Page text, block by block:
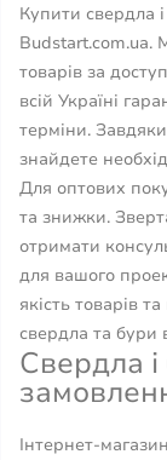
Купити свердла
Budstart.com.ua.
товарів за
всій Україні
терміни.
знайдете
Для оптових
та знижки.
отримати
для вашого
якість товарів
свердла та бури
Свердла
Інтернет-